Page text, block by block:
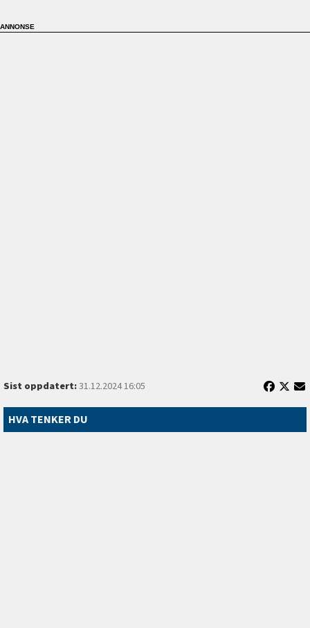
Sist oppdatert:31.12.2024 16:05
HVA TENKER DU